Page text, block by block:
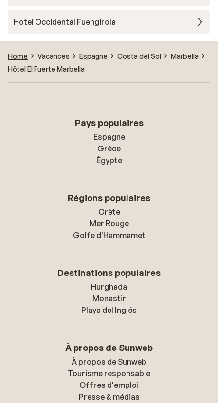
Hotel Occidental Fuengirola
Home Vacances Espagne Costa del Sol
Marbella
Hôtel El Fuerte Marbella
Pays populaires
Espagne
Grèce
Égypte
Régions populaires
Crète
Mer Rouge
Golfe d'Hammamet
Destinations populaires
Hurghada
Monastir
Playa del Inglés
À propos de Sunweb
À propos de Sunweb
Tourisme responsable
Offres d'emploi
Presse & médias